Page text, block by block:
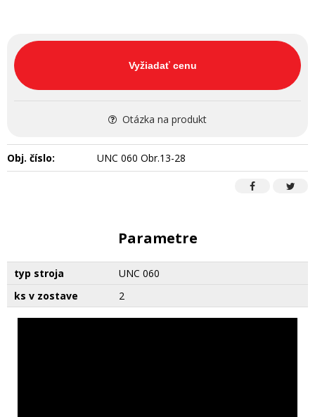
Vyžiadať cenu
Otázka na produkt
Obj. číslo: UNC 060 Obr.13-28
Parametre
typ stroja
UNC 060
ks v zostave
2